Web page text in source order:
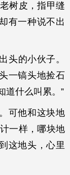
树皮，指甲缝
有一种说不出
头的小伙子。
一镐头地捡石
道什么叫累。”
可他和这块地
一样，哪块地
这地头，心里